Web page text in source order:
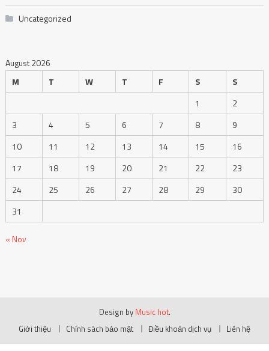
Uncategorized
August 2026
M
T W T F S
S
1
2
3
4 5 6 7 8
9
10
11 12 13 14 15
16
17
18 19 20 21 22
23
24
25 26 27 28 29
30
31
« Nov
Design by Music hot.
Giới thiệu
Chính sách bảo mật Điều khoản dịch vụ Liên hệ